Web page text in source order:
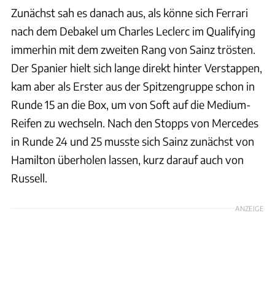
Zunächst sah es danach aus, als könne sich Ferrari
nach dem Debakel um Charles Leclerc im Qualifying
immerhin mit dem zweiten Rang von Sainz trösten.
Der Spanier hielt sich lange direkt hinter Verstappen,
kam aber als Erster aus der Spitzengruppe schon in
Runde 15 an die Box, um von Soft auf die Medium-
Reifen zu wechseln. Nach den Stopps von Mercedes
in Runde 24 und 25 musste sich Sainz zunächst von
Hamilton überholen lassen, kurz darauf auch von
Russell.
ANZEIGE